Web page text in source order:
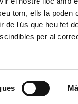
torn, ells la poden
de l'ús que heu fet
per al
Ministerio de
Puertos del
Derecho de
Canal Ético
Canal Externo AIPI